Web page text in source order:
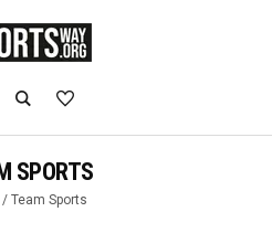
SPORTS
/ Team Sports